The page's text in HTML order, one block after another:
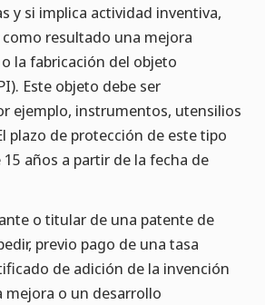
y si implica actividad inventiva,
resultado una mejora
la fabricación del objeto
Este objeto debe ser
ejemplo, instrumentos, utensilios
plazo de protección de este tipo
años a partir de la fecha de
o titular de una patente de
previo pago de una tasa
de adición de la invención
mejora o un desarrollo